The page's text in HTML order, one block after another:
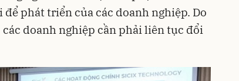
phát triển của các doanh nghiệp. Do
doanh nghiệp cần phải liên tục đổi